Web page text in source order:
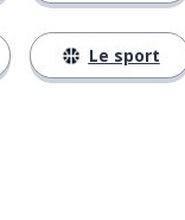
Le sport